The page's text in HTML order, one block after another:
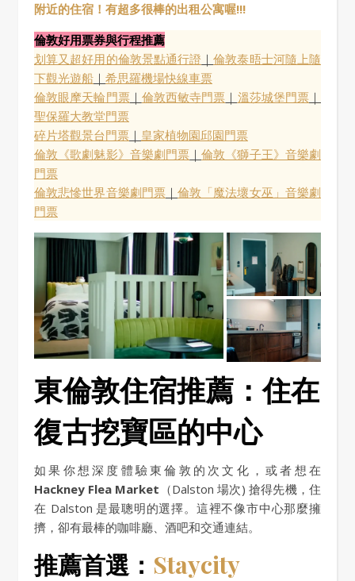
附近的住宿！有超多很棒的出租公寓喔!!!
倫敦好用票券與行程推薦
划算又超好用的倫敦景點通行證 ｜倫敦泰晤士河隨上隨
下觀光遊船 ｜ 希思羅機場快線車票
倫敦眼摩天輪門票｜ 倫敦西敏寺門票 ｜ 溫莎城堡門票 ｜
聖保羅大教堂門票
碎片塔觀景台門票 ｜ 皇家植物園邱園門票
倫敦《歌劇魅影》音樂劇門票 ｜倫敦《獅子王》音樂劇
門票
倫敦悲慘世界音樂劇門票｜倫敦「魔法壞女巫」音樂劇
門票
東倫敦住宿推薦：住在
復古挖寶區的中心
如果你想深度體驗東倫敦的次文化，或者想在
Hackney Flea Market （Dalston 場次) 搶得先機，住
在 Dalston 是最聰明的選擇。這裡不像市中心那麼擁
擠，卻有最棒的咖啡廳、酒吧和交通連結。
推薦首選： Staycity